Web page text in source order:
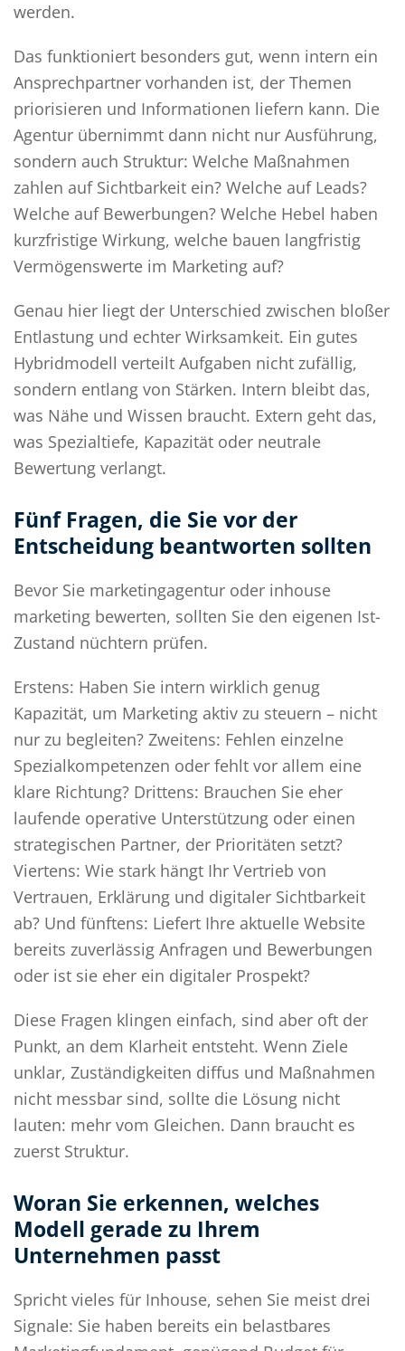
werden.
Das funktioniert besonders gut, wenn intern ein
Ansprechpartner vorhanden ist, der Themen
priorisieren und Informationen liefern kann. Die
Agentur übernimmt dann nicht nur Ausführung,
sondern auch Struktur: Welche Maßnahmen
zahlen auf Sichtbarkeit ein? Welche auf Leads?
Welche auf Bewerbungen? Welche Hebel haben
kurzfristige Wirkung, welche bauen langfristig
Vermögenswerte im Marketing auf?
Genau hier liegt der Unterschied zwischen bloßer
Entlastung und echter Wirksamkeit. Ein gutes
Hybridmodell verteilt Aufgaben nicht zufällig,
sondern entlang von Stärken. Intern bleibt das,
was Nähe und Wissen braucht. Extern geht das,
was Spezialtiefe, Kapazität oder neutrale
Bewertung verlangt.
Fünf Fragen, die Sie vor der
Entscheidung beantworten sollten
Bevor Sie marketingagentur oder inhouse
marketing bewerten, sollten Sie den eigenen Ist-
Zustand nüchtern prüfen.
Erstens: Haben Sie intern wirklich genug
Kapazität, um Marketing aktiv zu steuern – nicht
nur zu begleiten? Zweitens: Fehlen einzelne
Spezialkompetenzen oder fehlt vor allem eine
klare Richtung? Drittens: Brauchen Sie eher
laufende operative Unterstützung oder einen
strategischen Partner, der Prioritäten setzt?
Viertens: Wie stark hängt Ihr Vertrieb von
Vertrauen, Erklärung und digitaler Sichtbarkeit
ab? Und fünftens: Liefert Ihre aktuelle Website
bereits zuverlässig Anfragen und Bewerbungen
oder ist sie eher ein digitaler Prospekt?
Diese Fragen klingen einfach, sind aber oft der
Punkt, an dem Klarheit entsteht. Wenn Ziele
unklar, Zuständigkeiten diffus und Maßnahmen
nicht messbar sind, sollte die Lösung nicht
lauten: mehr vom Gleichen. Dann braucht es
zuerst Struktur.
Woran Sie erkennen, welches
Modell gerade zu Ihrem
Unternehmen passt
Spricht vieles für Inhouse, sehen Sie meist drei
Signale: Sie haben bereits ein belastbares